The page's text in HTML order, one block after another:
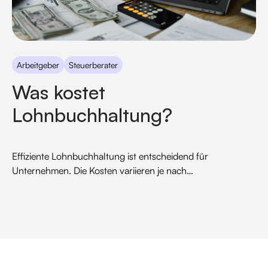
Arbeitgeber Steuerberater
Was kostet
Lohnbuchhaltung?
Effiziente Lohnbuchhaltung ist entscheidend für
Unternehmen. Die Kosten variieren je nach